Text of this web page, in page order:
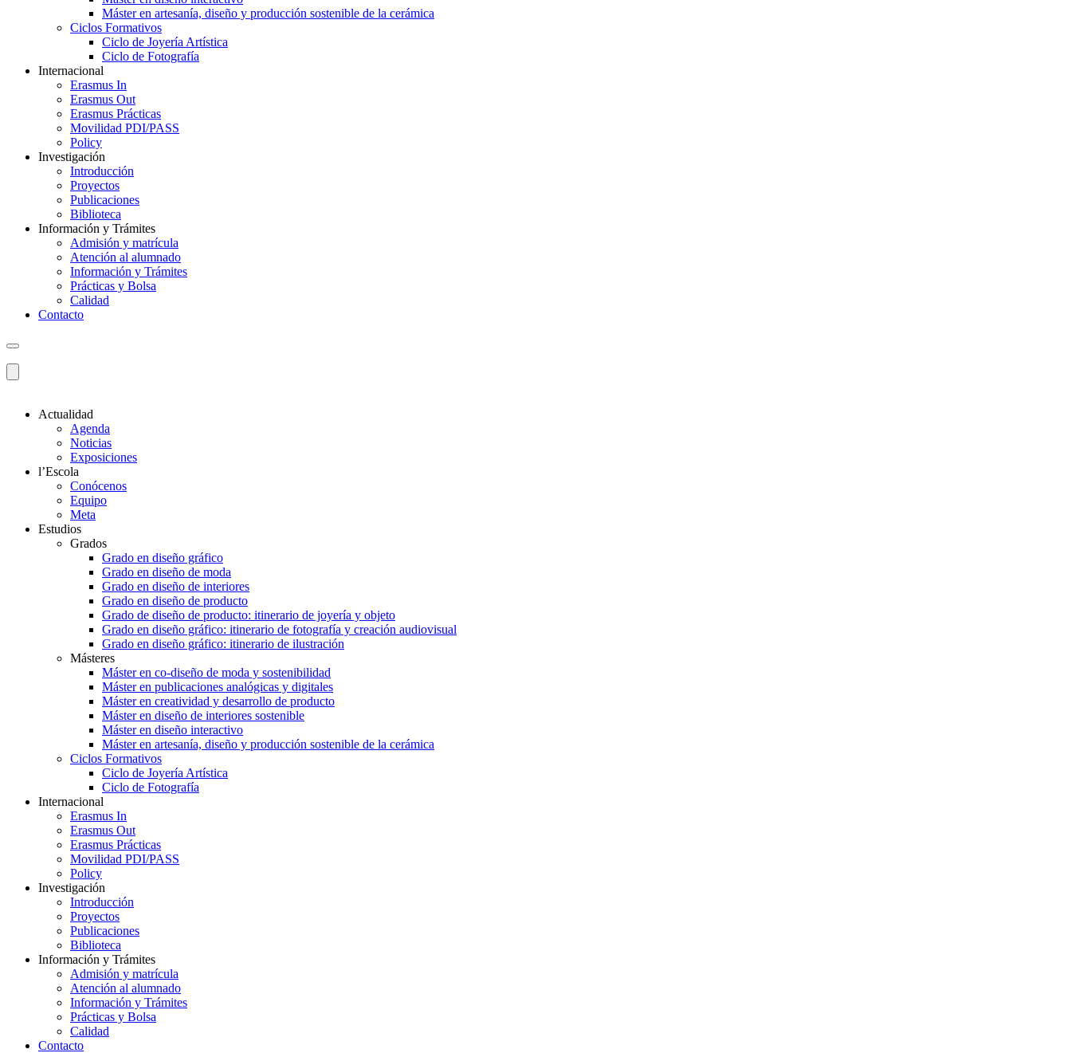
Máster en artesanía, diseño y producción sostenible de la cerámica
Ciclos Formativos
Ciclo de Joyería Artística
Ciclo de Fotografía
Internacional
Erasmus In
Erasmus Out
Erasmus Prácticas
Movilidad PDI/PASS
Policy
Investigación
Introducción
Proyectos
Publicaciones
Biblioteca
Información y Trámites
Admisión y matrícula
Atención al alumnado
Información y Trámites
Prácticas y Bolsa
Calidad
Contacto
Actualidad
Agenda
Noticias
Exposiciones
l’Escola
Conócenos
Equipo
Meta
Estudios
Grados
Grado en diseño gráfico
Grado en diseño de moda
Grado en diseño de interiores
Grado en diseño de producto
Grado de diseño de producto: itinerario de joyería y objeto
Grado en diseño gráfico: itinerario de fotografía y creación audiovisual
Grado en diseño gráfico: itinerario de ilustración
Másteres
Máster en co-diseño de moda y sostenibilidad
Máster en publicaciones analógicas y digitales
Máster en creatividad y desarrollo de producto
Máster en diseño de interiores sostenible
Máster en diseño interactivo
Máster en artesanía, diseño y producción sostenible de la cerámica
Ciclos Formativos
Ciclo de Joyería Artística
Ciclo de Fotografía
Internacional
Erasmus In
Erasmus Out
Erasmus Prácticas
Movilidad PDI/PASS
Policy
Investigación
Introducción
Proyectos
Publicaciones
Biblioteca
Información y Trámites
Admisión y matrícula
Atención al alumnado
Información y Trámites
Prácticas y Bolsa
Calidad
Contacto